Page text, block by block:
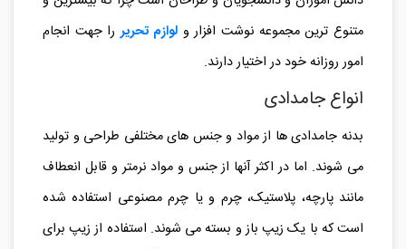
ابزار کاربردی مهم برای نظم دهی لوازم تحریر به خصوص برای
دانش آموزان و دانشجویان و طراحان است چرا که بیشترین و
متنوع ترین مجموعه نوشت افزار و
امور روزانه خود در اختیار دارند.
انواع جامدادی
بدنه جامدادی ها از مواد و جنس های مختلفی طراحی و تولید
می شوند. اما در اکثر آنها از جنس و مواد نرمتر و قابل انعطاف
مانند پارچه، پلاستیک، چرم و یا چرم مصنوعی استفاده شده